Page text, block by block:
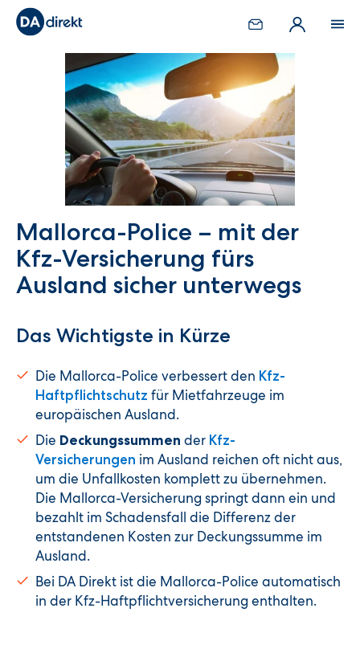
Mallorca-Police – mit der
Kfz-Versicherung fürs
Ausland sicher unterwegs
Das Wichtigste in Kürze
Die Mallorca-Police verbessert den Kfz-
Haftpflichtschutz für Mietfahrzeuge im
europäischen Ausland.
Die Deckungssummen der Kfz-
Versicherungen im Ausland reichen oft nicht aus,
um die Unfallkosten komplett zu übernehmen.
Die Mallorca-Versicherung springt dann ein und
bezahlt im Schadensfall die Differenz der
entstandenen Kosten zur Deckungssumme im
Ausland.
Bei DA Direkt ist die Mallorca-Police automatisch
in der Kfz-Haftpflichtversicherung enthalten.